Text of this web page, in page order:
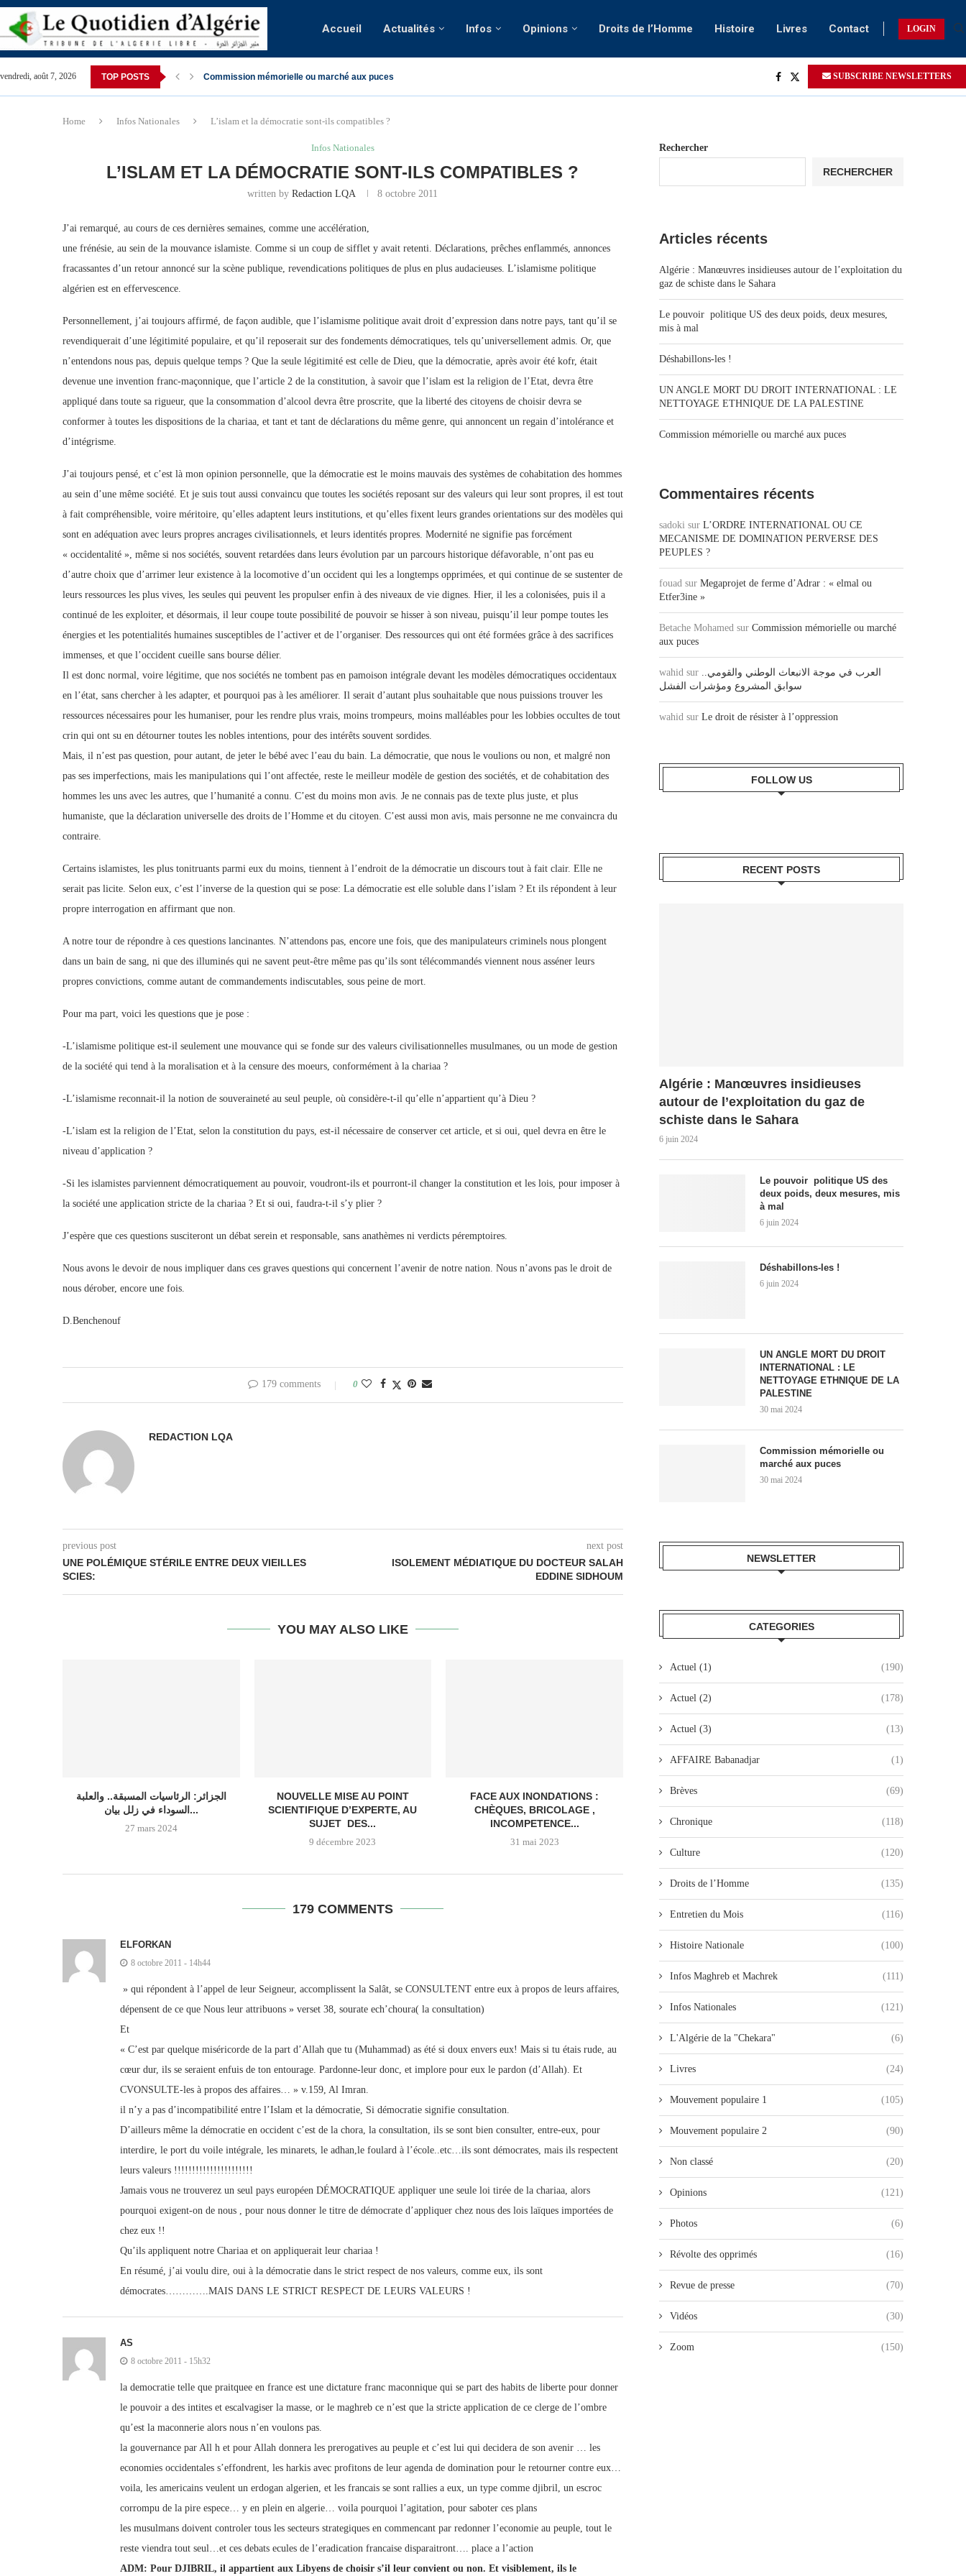
Accueil Actualités Infos Opinions Droits de l’Homme Histoire Livres Contact LOGIN
vendredi, août 7, 2026 TOP POSTS Commission mémorielle ou marché aux puces SUBSCRIBE NEWSLETTERS
Home Infos Nationales L’islam et la démocratie sont-ils compatibles ?
Infos Nationales
L’ISLAM ET LA DÉMOCRATIE SONT-ILS COMPATIBLES ?
written byRedaction LQA 8 octobre 2011
J’ai remarqué, au cours de ces dernières semaines, comme une accélération,
une frénésie, au sein de la mouvance islamiste. Comme si un coup de sifflet y avait retenti. Déclarations, prêches enflammés, annonces
fracassantes d’un retour annoncé sur la scène publique, revendications politiques de plus en plus audacieuses. L’islamisme politique
algérien est en effervescence.
Personnellement, j’ai toujours affirmé, de façon audible, que l’islamisme politique avait droit d’expression dans notre pays, tant qu’il se
revendiquerait d’une légitimité populaire, et qu’il reposerait sur des fondements démocratiques, tels qu’universellement admis. Or, que
n’entendons nous pas, depuis quelque temps ? Que la seule légitimité est celle de Dieu, que la démocratie, après avoir été kofr, était
devenue une invention franc-maçonnique, que l’article 2 de la constitution, à savoir que l’islam est la religion de l’Etat, devra être
appliqué dans toute sa rigueur, que la consommation d’alcool devra être proscrite, que la liberté des citoyens de choisir devra se
conformer à toutes les dispositions de la chariaa, et tant et tant de déclarations du même genre, qui annoncent un regain d’intolérance et
d’intégrisme.
J’ai toujours pensé, et c’est là mon opinion personnelle, que la démocratie est le moins mauvais des systèmes de cohabitation des hommes
au sein d’une même société. Et je suis tout aussi convaincu que toutes les sociétés reposant sur des valeurs qui leur sont propres, il est tout
à fait compréhensible, voire méritoire, qu’elles adaptent leurs institutions, et qu’elles fixent leurs grandes orientations sur des modèles qui
sont en adéquation avec leurs propres ancrages civilisationnels, et leurs identités propres. Modernité ne signifie pas forcément
« occidentalité », même si nos sociétés, souvent retardées dans leurs évolution par un parcours historique défavorable, n’ont pas eu
d’autre choix que d’arrimer leur existence à la locomotive d’un occident qui les a longtemps opprimées, et qui continue de se sustenter de
leurs ressources les plus vives, les seules qui peuvent les propulser enfin à des niveaux de vie dignes. Hier, il les a colonisées, puis il a
continué de les exploiter, et désormais, il leur coupe toute possibilité de pouvoir se hisser à son niveau, puisqu’il leur pompe toutes les
énergies et les potentialités humaines susceptibles de l’activer et de l’organiser. Des ressources qui ont été formées grâce à des sacrifices
immenses, et que l’occident cueille sans bourse délier.
Il est donc normal, voire légitime, que nos sociétés ne tombent pas en pamoison intégrale devant les modèles démocratiques occidentaux
en l’état, sans chercher à les adapter, et pourquoi pas à les améliorer. Il serait d’autant plus souhaitable que nous puissions trouver les
ressources nécessaires pour les humaniser, pour les rendre plus vrais, moins trompeurs, moins malléables pour les lobbies occultes de tout
crin qui ont su en détourner toutes les nobles intentions, pour des intérêts souvent sordides.
Mais, il n’est pas question, pour autant, de jeter le bébé avec l’eau du bain. La démocratie, que nous le voulions ou non, et malgré non
pas ses imperfections, mais les manipulations qui l’ont affectée, reste le meilleur modèle de gestion des sociétés, et de cohabitation des
hommes les uns avec les autres, que l’humanité a connu. C’est du moins mon avis. Je ne connais pas de texte plus juste, et plus
humaniste, que la déclaration universelle des droits de l’Homme et du citoyen. C’est aussi mon avis, mais personne ne me convaincra du
contraire.
Certains islamistes, les plus tonitruants parmi eux du moins, tiennent à l’endroit de la démocratie un discours tout à fait clair. Elle ne
serait pas licite. Selon eux, c’est l’inverse de la question qui se pose: La démocratie est elle soluble dans l’islam ? Et ils répondent à leur
propre interrogation en affirmant que non.
A notre tour de répondre à ces questions lancinantes. N’attendons pas, encore une fois, que des manipulateurs criminels nous plongent
dans un bain de sang, ni que des illuminés qui ne savent peut-être même pas qu’ils sont télécommandés viennent nous asséner leurs
propres convictions, comme autant de commandements indiscutables, sous peine de mort.
Pour ma part, voici les questions que je pose :
-L’islamisme politique est-il seulement une mouvance qui se fonde sur des valeurs civilisationnelles musulmanes, ou un mode de gestion
de la société qui tend à la moralisation et à la censure des moeurs, conformément à la chariaa ?
-L’islamisme reconnait-il la notion de souveraineté au seul peuple, où considère-t-il qu’elle n’appartient qu’à Dieu ?
-L’islam est la religion de l’Etat, selon la constitution du pays, est-il nécessaire de conserver cet article, et si oui, quel devra en être le
niveau d’application ?
-Si les islamistes parviennent démocratiquement au pouvoir, voudront-ils et pourront-il changer la constitution et les lois, pour imposer à
la société une application stricte de la chariaa ? Et si oui, faudra-t-il s’y plier ?
J’espère que ces questions susciteront un débat serein et responsable, sans anathèmes ni verdicts péremptoires.
Nous avons le devoir de nous impliquer dans ces graves questions qui concernent l’avenir de notre nation. Nous n’avons pas le droit de
nous dérober, encore une fois.
D.Benchenouf
179 comments 0
REDACTION LQA
previous post
UNE POLÉMIQUE STÉRILE ENTRE DEUX VIEILLES
SCIES:
next post
ISOLEMENT MÉDIATIQUE DU DOCTEUR SALAH
EDDINE SIDHOUM
YOU MAY ALSO LIKE
الجزائر: الرئاسيات المسبقة.. والعلبة
السوداء في زلل بيان...
27 mars 2024
NOUVELLE MISE AU POINT
SCIENTIFIQUE D’EXPERTE, AU
SUJET DES...
9 décembre 2023
FACE AUX INONDATIONS :
CHÈQUES, BRICOLAGE ,
INCOMPETENCE...
31 mai 2023
179 COMMENTS
ELFORKAN
8 octobre 2011 - 14h44
» qui répondent à l’appel de leur Seigneur, accomplissent la Salât, se CONSULTENT entre eux à propos de leurs affaires,
dépensent de ce que Nous leur attribuons » verset 38, sourate ech’choura( la consultation)
Et
« C’est par quelque miséricorde de la part d’Allah que tu (Muhammad) as été si doux envers eux! Mais si tu étais rude, au
cœur dur, ils se seraient enfuis de ton entourage. Pardonne-leur donc, et implore pour eux le pardon (d’Allah). Et
CVONSULTE-les à propos des affaires… » v.159, Al Imran.
il n’y a pas d’incompatibilité entre l’Islam et la démocratie, Si démocratie signifie consultation.
D’ailleurs même la démocratie en occident c’est de la chora, la consultation, ils se sont bien consulter, entre-eux, pour
interdire, le port du voile intégrale, les minarets, le adhan,le foulard à l’école..etc…ils sont démocrates, mais ils respectent
leurs valeurs !!!!!!!!!!!!!!!!!!!!!!
Jamais vous ne trouverez un seul pays européen DÉMOCRATIQUE appliquer une seule loi tirée de la chariaa, alors
pourquoi exigent-on de nous , pour nous donner le titre de démocrate d’appliquer chez nous des lois laïques importées de
chez eux !!
Qu’ils appliquent notre Chariaa et on appliquerait leur chariaa !
En résumé, j’ai voulu dire, oui à la démocratie dans le strict respect de nos valeurs, comme eux, ils sont
démocrates………….MAIS DANS LE STRICT RESPECT DE LEURS VALEURS !
AS
8 octobre 2011 - 15h32
la democratie telle que praitquee en france est une dictature franc maconnique qui se part des habits de liberte pour donner
le pouvoir a des intites et escalvagiser la masse, or le maghreb ce n’est que la stricte application de ce clerge de l’ombre
qu’est la maconnerie alors nous n’en voulons pas.
la gouvernance par All h et pour Allah donnera les prerogatives au peuple et c’est lui qui decidera de son avenir … les
economies occidentales s’effondrent, les harkis avec profitons de leur agenda de domination pour le retourner contre eux…
voila, les americains veulent un erdogan algerien, et les francais se sont rallies a eux, un type comme djibril, un escroc
corrompu de la pire espece… y en plein en algerie… voila pourquoi l’agitation, pour saboter ces plans
les musulmans doivent controler tous les secteurs strategiques en commencant par redonner l’economie au peuple, tout le
reste viendra tout seul…et ces debats ecules de l’eradication francaise disparaitront…. place a l’action
ADM: Pour DJIBRIL, il appartient aux Libyens de choisir s’il leur convient ou non. Et visiblement, ils le
Rechercher
RECHERCHER
Articles récents
Algérie : Manœuvres insidieuses autour de l’exploitation du
gaz de schiste dans le Sahara
Le pouvoir politique US des deux poids, deux mesures,
mis à mal
Déshabillons-les !
UN ANGLE MORT DU DROIT INTERNATIONAL : LE
NETTOYAGE ETHNIQUE DE LA PALESTINE
Commission mémorielle ou marché aux puces
Commentaires récents
sadoki sur L’ORDRE INTERNATIONAL OU CE
MECANISME DE DOMINATION PERVERSE DES
PEUPLES ?
fouad sur Megaprojet de ferme d’Adrar : « elmal ou
Etfer3ine »
Betache Mohamed sur Commission mémorielle ou marché
aux puces
wahid sur العرب في موجة الانبعاث الوطني والقومي..
سوابق المشروع ومؤشرات الفشل
wahid sur Le droit de résister à l’oppression
FOLLOW US
RECENT POSTS
Algérie : Manœuvres insidieuses
autour de l’exploitation du gaz de
schiste dans le Sahara
6 juin 2024
Le pouvoir politique US des
deux poids, deux mesures, mis
à mal
6 juin 2024
Déshabillons-les !
6 juin 2024
UN ANGLE MORT DU DROIT
INTERNATIONAL : LE
NETTOYAGE ETHNIQUE DE LA
PALESTINE
30 mai 2024
Commission mémorielle ou
marché aux puces
30 mai 2024
NEWSLETTER
CATEGORIES
Actuel (1) (190)
Actuel (2) (178)
Actuel (3) (13)
AFFAIRE Babanadjar (1)
Brèves (69)
Chronique (118)
Culture (120)
Droits de l’Homme (135)
Entretien du Mois (116)
Histoire Nationale (100)
Infos Maghreb et Machrek (111)
Infos Nationales (121)
L'Algérie de la "Chekara" (6)
Livres (24)
Mouvement populaire 1 (105)
Mouvement populaire 2 (90)
Non classé (20)
Opinions (121)
Photos (6)
Révolte des opprimés (16)
Revue de presse (70)
Vidéos (30)
Zoom (150)